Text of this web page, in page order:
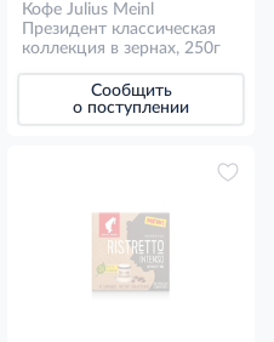
Кофе Julius Meinl
Президент классическая
коллекция в зернах, 250г
Сообщить
о поступлении